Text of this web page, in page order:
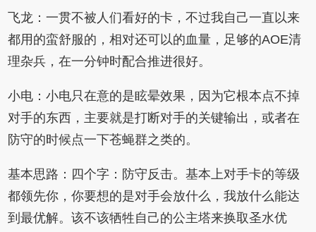
飞龙：一贯不被人们看好的卡，不过我自己一直以来
都用的蛮舒服的，相对还可以的血量，足够的AOE清
理杂兵，在一分钟时配合推进很好。
小电：小电只在意的是眩晕效果，因为它根本点不掉
对手的东西，主要就是打断对手的关键输出，或者在
防守的时候点一下苍蝇群之类的。
基本思路：四个字：防守反击。基本上对手卡的等级
都领先你，你要想的是对手会放什么，我放什么能达
到最优解。该不该牺牲自己的公主塔来换取圣水优